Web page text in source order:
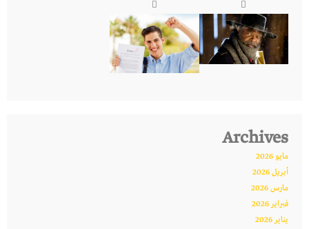
Archives
مايو 2026
أبريل 2026
مارس 2026
فبراير 2026
يناير 2026